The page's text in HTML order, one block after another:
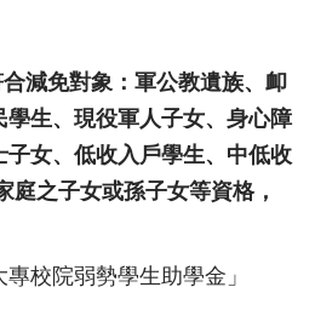
減免對象：軍公教遺族、卹
生、現役軍人子女、身心障
子女、低收入戶學生、中低收
庭之子女或孫子女等資格，
校院弱勢學生助學金」